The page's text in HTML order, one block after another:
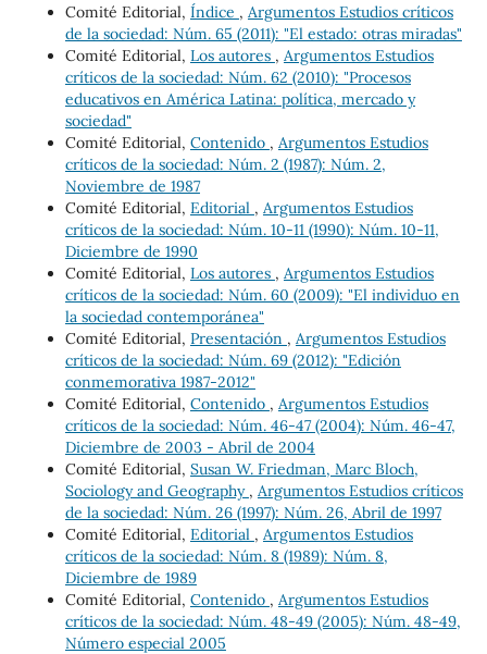
Comité Editorial, Índice , Argumentos Estudios críticos
de la sociedad: Núm. 65 (2011): "El estado: otras miradas"
Comité Editorial, Los autores , Argumentos Estudios
críticos de la sociedad: Núm. 62 (2010): "Procesos
educativos en América Latina: política, mercado y
sociedad"
Comité Editorial, Contenido , Argumentos Estudios
críticos de la sociedad: Núm. 2 (1987): Núm. 2,
Noviembre de 1987
Comité Editorial, Editorial , Argumentos Estudios
críticos de la sociedad: Núm. 10-11 (1990): Núm. 10-11,
Diciembre de 1990
Comité Editorial, Los autores , Argumentos Estudios
críticos de la sociedad: Núm. 60 (2009): "El individuo en
la sociedad contemporánea"
Comité Editorial, Presentación , Argumentos Estudios
críticos de la sociedad: Núm. 69 (2012): "Edición
conmemorativa 1987-2012"
Comité Editorial, Contenido , Argumentos Estudios
críticos de la sociedad: Núm. 46-47 (2004): Núm. 46-47,
Diciembre de 2003 - Abril de 2004
Comité Editorial, Susan W. Friedman, Marc Bloch,
Sociology and Geography , Argumentos Estudios críticos
de la sociedad: Núm. 26 (1997): Núm. 26, Abril de 1997
Comité Editorial, Editorial , Argumentos Estudios
críticos de la sociedad: Núm. 8 (1989): Núm. 8,
Diciembre de 1989
Comité Editorial, Contenido , Argumentos Estudios
críticos de la sociedad: Núm. 48-49 (2005): Núm. 48-49,
Número especial 2005